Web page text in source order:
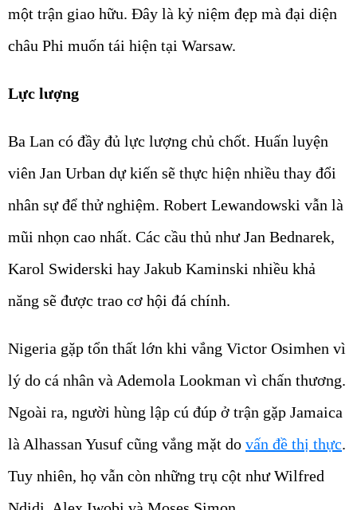
một trận giao hữu. Đây là kỷ niệm đẹp mà đại diện
châu Phi muốn tái hiện tại Warsaw.
Lực lượng
Ba Lan có đầy đủ lực lượng chủ chốt. Huấn luyện
viên Jan Urban dự kiến sẽ thực hiện nhiều thay đổi
nhân sự để thử nghiệm. Robert Lewandowski vẫn là
mũi nhọn cao nhất. Các cầu thủ như Jan Bednarek,
Karol Swiderski hay Jakub Kaminski nhiều khả
năng sẽ được trao cơ hội đá chính.
Nigeria gặp tổn thất lớn khi vắng Victor Osimhen vì
lý do cá nhân và Ademola Lookman vì chấn thương.
Ngoài ra, người hùng lập cú đúp ở trận gặp Jamaica
là Alhassan Yusuf cũng vắng mặt do vấn đề thị thực.
Tuy nhiên, họ vẫn còn những trụ cột như Wilfred